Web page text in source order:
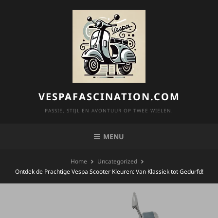
VESPAFASCINATION.COM
PASSIE, STIJL EN AVONTUUR OP TWEE WIELEN.
MENU
Home
Uncategorized
Ontdek de Prachtige Vespa Scooter Kleuren: Van Klassiek tot Gedurfd!